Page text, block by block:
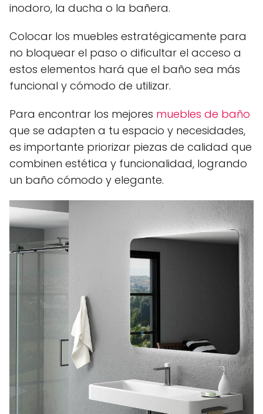
inodoro, la ducha o la bañera.
Colocar los muebles estratégicamente para
no bloquear el paso o dificultar el acceso a
estos elementos hará que el baño sea más
funcional y cómodo de utilizar.
Para encontrar los mejores muebles de baño
que se adapten a tu espacio y necesidades,
es importante priorizar piezas de calidad que
combinen estética y funcionalidad, logrando
un baño cómodo y elegante.